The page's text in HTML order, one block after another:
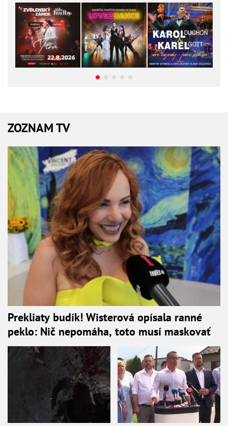
ZOZNAM TV
Prekliaty budík! Wisterová opísala ranné
peklo: Nič nepomáha, toto musí maskovať